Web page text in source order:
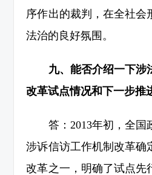
序作出的裁判，在全社会
法治的良好氛围。
九、能否介绍一下涉
改革试点情况和下一步推
答：2013年初，全国
涉诉信访工作机制改革确
改革之一，明确了试点先